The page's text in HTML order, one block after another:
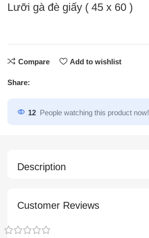
Lưỡi gà đè giấy ( 45 x 60 )
Compare Add to wishlist
Share:
12 People watching this product now!
Description
Customer Reviews